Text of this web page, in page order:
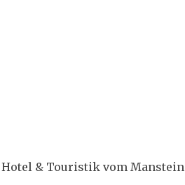
Hotel & Touristik vom Manstein